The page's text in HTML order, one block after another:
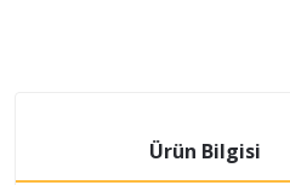
Ürün Bilgisi